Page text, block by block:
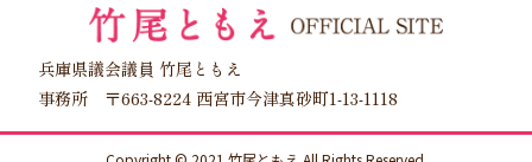
兵庫県議会議員 竹尾ともえ
事務所 〒663-8224 西宮市今津真砂町1-13-1118